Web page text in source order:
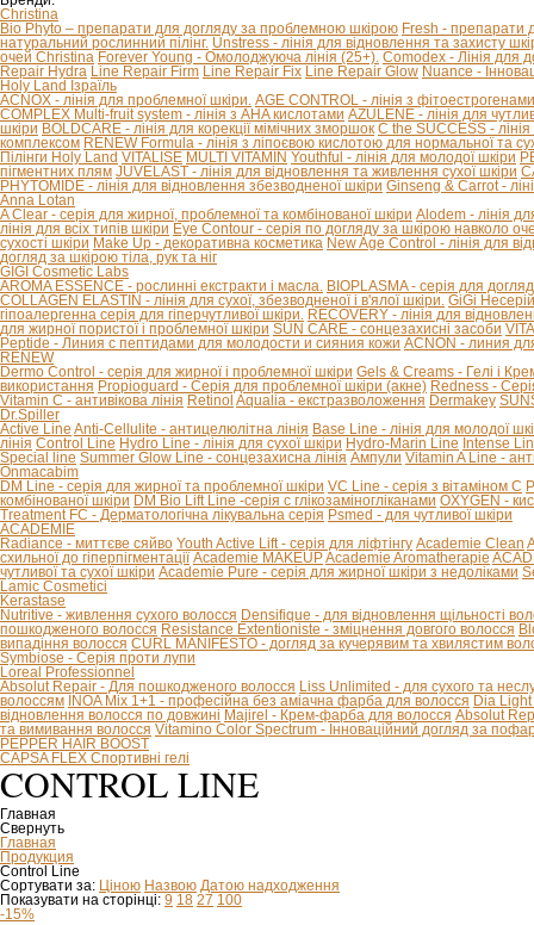
Christina
Bio Phyto – препарати для догляду за проблемною шкірою Fresh - препарати
натуральний рослинний пілінг. Unstress - лінія для відновлення та захисту
очей Christina Forever Young - Омолоджуюча лінія (25+). Comodex - Лінія для
Repair Hydra Line Repair Firm Line Repair Fix Line Repair Glow Nuance -
Holy Land Ізраїль
ACNOX - лінія для проблемної шкіри. AGE CONTROL - лінія з
COMPLEX Multi-fruit system - лінія з AHA кислотами AZULENE - лінія для
шкіри BOLDCARE - лінія для корекції мімічних зморшок C the SUCCESS -
комплексом RENEW Formula - лінія з ліпоєвою кислотою для нормальної та
Пілінги Holy Land VITALISE MULTI VITAMIN Youthful - лінія для молодої шкіри
пігментних плям JUVELAST - лінія для відновлення та живлення сухої шкіри
PHYTOMIDE - лінія для відновлення збезводненої шкіри Ginseng & Carrot -
Anna Lotan
A Clear - серія для жирної, проблемної та комбінованої шкіри Alodem - лінія
лінія для всіх типів шкіри Eye Contour - серія по догляду за шкірою навколо
сухості шкіри Make Up - декоративна косметика New Age Control - лінія для
догляд за шкірою тіла, рук та ніг
GIGI Cosmetic Labs
AROMA ESSENCE - рослинні екстракти і масла. BIOPLASMA - серія для
COLLAGEN ELASTIN - лінія для сухої, збезводненої і в'ялої шкіри. GiGi
гіпоалергенна серія для гіперчутливої ​​шкіри. RECOVERY - лінія для
для жирної пористої і проблемної шкіри SUN CARE - сонцезахисні засоби
Peptide - Линия с пептидами для молодости и сияния кожи ACNON - линия
RENEW
Dermo Control - серія для жирної і проблемної шкіри Gels & Creams - Гелі і
використання Propioguard - Серія для проблемної шкіри (акне) Redness -
Vitamin C - антивікова лінія Retinol Aqualia - екстразволоження Dermakey
Dr.Spiller
Active Line Anti-Cellulite - антицелюлітна лінія Base Line - лінія для молодої
лінія Control Line Hydro Line - лінія для сухої шкіри Hydro-Marin Line Intense
Special line Summer Glow Line - сонцезахисна лінія Ампули Vitamin A Line -
Onmacabim
DM Line - серія для жирної та проблемної шкіри VC Line - серія з вітаміном С
комбінованої шкіри DM Bio Lift Line -cерія с глікозаміногліканами OXYGEN -
Treatment FC - Дерматологічна лікувальна серія Psmed - для чутливої шкіри
ACADEMIE
Radiance - миттєве сяйво Youth Active Lift - серія для ліфтінгу Academie Clean
схильної до гіперпігментації Academie MAKEUPAcademie Aromatherapie
чутливої та сухої шкіри Academie Pure - серія для жирної шкіри з недоліками
Lamic Cosmetici
Kerastase
Nutritive - живлення сухого волосся Densifique - для відновлення щільності
пошкодженого волосся Resistance Extentioniste - зміцнення довгого волосся
випадіння волосся CURL MANIFESTO - догляд за кучерявим та хвилястим
Symbiose - Серія проти лупи
Loreal Professionnel
Absolut Repair - Для пошкодженого волосся Liss Unlimited - для сухого та
волоссям INOA Mix 1+1 - професійна без аміачна фарба для волосся Dia Light
відновлення волосся по довжині Majirel - Крем-фарба для волосся Absolut
та вимивання волосся Vitamino Color Spectrum - Інноваційний догляд за
PEPPER HAIR BOOST
CAPSA FLEX Спортивні гелі
CONTROL LINE
Главная
Свернуть
Главная
Продукция
Control Line
Сортувати за: Ціною Назвою Датою надходження
Показувати на сторінці: 9 18 27 100
-15%